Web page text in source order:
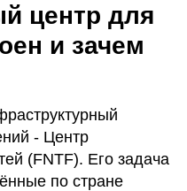
центр для
и зачем
- Центр
(FNTF). Его задача
по стране